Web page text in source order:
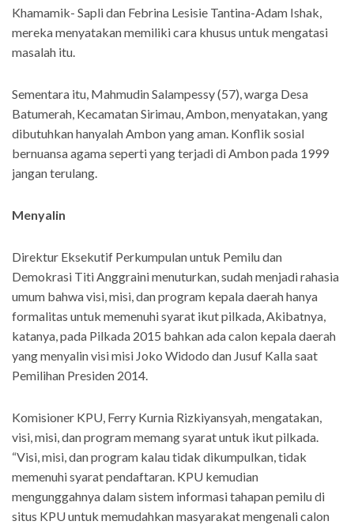
Khamamik- Sapli dan Febrina Lesisie Tantina-Adam Ishak,
mereka menyatakan memiliki cara khusus untuk mengatasi
masalah itu.
Sementara itu, Mahmudin Salampessy (57), warga Desa
Batumerah, Kecamatan Sirimau, Ambon, menyatakan, yang
dibutuhkan hanyalah Ambon yang aman. Konflik sosial
bernuansa agama seperti yang terjadi di Ambon pada 1999
jangan terulang.
Menyalin
Direktur Eksekutif Perkumpulan untuk Pemilu dan
Demokrasi Titi Anggraini menuturkan, sudah menjadi rahasia
umum bahwa visi, misi, dan program kepala daerah hanya
formalitas untuk memenuhi syarat ikut pilkada, Akibatnya,
katanya, pada Pilkada 2015 bahkan ada calon kepala daerah
yang menyalin visi misi Joko Widodo dan Jusuf Kalla saat
Pemilihan Presiden 2014.
Komisioner KPU, Ferry Kurnia Rizkiyansyah, mengatakan,
visi, misi, dan program memang syarat untuk ikut pilkada.
“Visi, misi, dan program kalau tidak dikumpulkan, tidak
memenuhi syarat pendaftaran. KPU kemudian
mengunggahnya dalam sistem informasi tahapan pemilu di
situs KPU untuk memudahkan masyarakat mengenali calon